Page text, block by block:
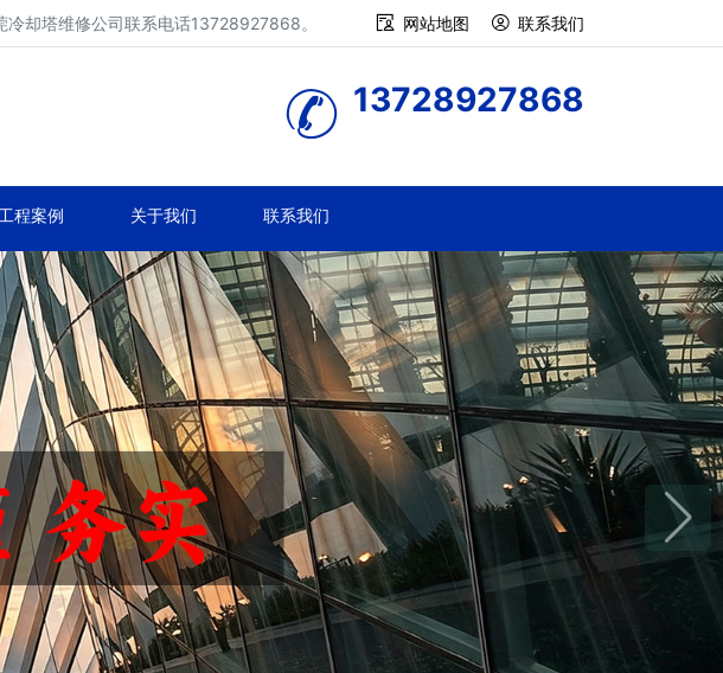
却塔维修公司联系电话13728927868。 网站地图 联系我们
13728927868
工程案例 关于我们 联系我们